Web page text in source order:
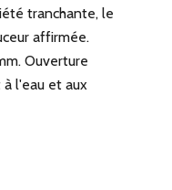
tranchante, le
affirmée.
Ouverture
l'eau et aux